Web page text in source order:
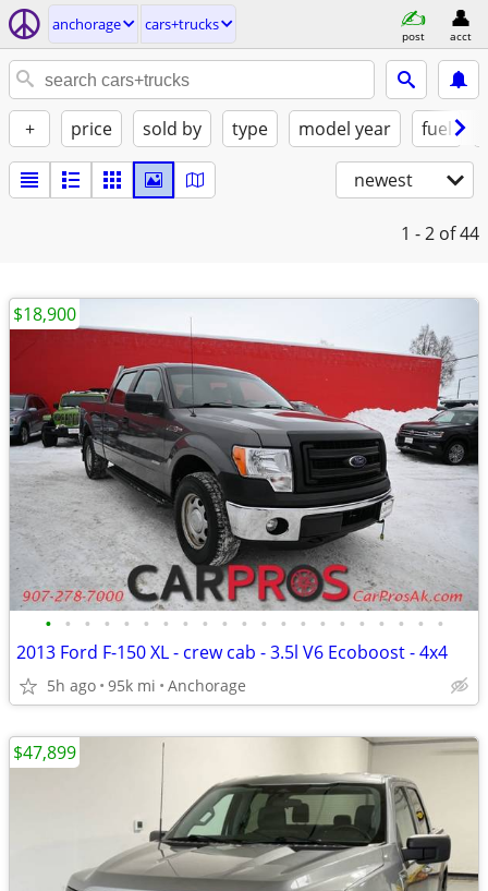
anchorage cars+trucks
post acct
+ price sold by type model year fuel
newest
1 - 2 of 44
• • • • • • • • • • • • • • • • • • • • •
2013 Ford F-150 XL - crew cab - 3.5l V6 Ecoboost - 4x4
5h ago 95k mi Anchorage
$18,900
$47,899